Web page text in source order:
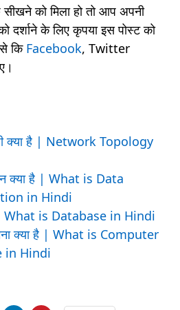
को मिला हो तो आप अपनी
दर्शाने के लिए कृपया इस पोस्ट को
कि Facebook, Twitter
क्या है | Network Topology
क्या है | What is Data
in Hindi
What is Database in Hindi
क्या है | What is Computer
in Hindi